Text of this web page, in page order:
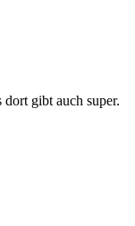
gibt auch super.